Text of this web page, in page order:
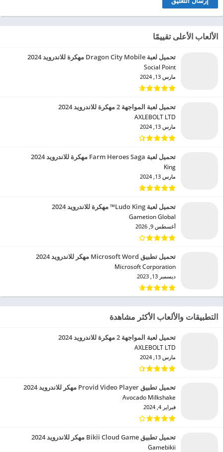
الألعاب الأعلى تقييمًا
تحميل لعبة Dragon City Mobile مهكرة للاندرويد 2024
Social Point‏
مارس 13, 2024
تحميل لعبة المواجهة 2 مهكرة للاندرويد 2024
AXLEBOLT LTD‏
مارس 13, 2024
تحميل لعبة Farm Heroes Saga مهكرة للاندرويد 2024
King‏
مارس 13, 2024
تحميل لعبة Ludo King™ مهكرة للاندرويد 2024
Gametion Global‏
أغسطس 9, 2026
تحميل تطبيق Microsoft Word مهكر للاندرويد 2024
Microsoft Corporation‏
ديسمبر 13, 2023
التطبيقات والألعاب الأكثر مشاهدة
تحميل لعبة المواجهة 2 مهكرة للاندرويد 2024
AXLEBOLT LTD‏
مارس 13, 2024
تحميل تطبيق Provid Video Player مهكر للاندرويد 2024
Avocado Milkshake‏
فبراير 4, 2024
تحميل تطبيق Bikii Cloud Game مهكر للاندرويد 2024
Gamebikii‏